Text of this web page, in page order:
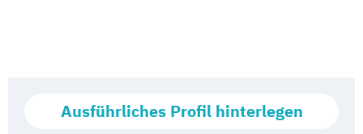
Ausführliches Profil hinterlegen